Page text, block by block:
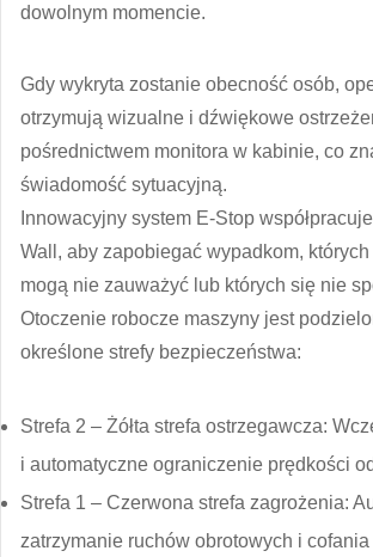
dowolnym momencie.
Gdy wykryta zostanie obecność osób,
otrzymują wizualne i dźwiękowe
pośrednictwem monitora w kabinie, co
świadomość sytuacyjną.
Innowacyjny system E-Stop
Wall, aby zapobiegać wypadkom,
mogą nie zauważyć lub których się nie
Otoczenie robocze maszyny jest
określone strefy bezpieczeństwa:
Strefa 2 – Żółta strefa ostrzegawcza:
i automatyczne ograniczenie prędkości
Strefa 1 – Czerwona strefa zagrożenia:
zatrzymanie ruchów obrotowych i